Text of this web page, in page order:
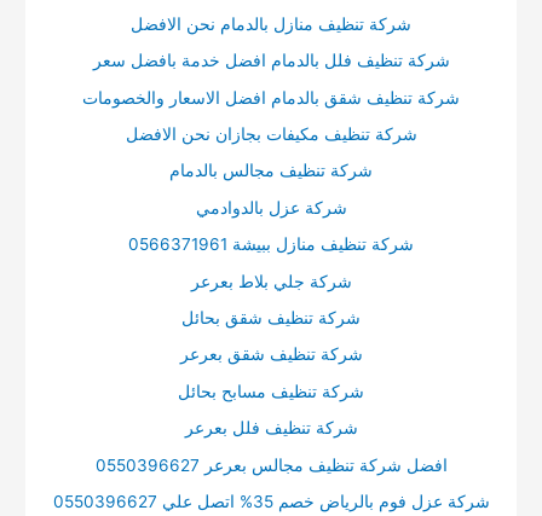
شركة تنظيف منازل بالدمام نحن الافضل
شركة تنظيف فلل بالدمام افضل خدمة بافضل سعر
شركة تنظيف شقق بالدمام افضل الاسعار والخصومات
شركة تنظيف مكيفات بجازان نحن الافضل
شركة تنظيف مجالس بالدمام
شركة عزل بالدوادمي
شركة تنظيف منازل ببيشة 0566371961
شركة جلي بلاط بعرعر
شركة تنظيف شقق بحائل
شركة تنظيف شقق بعرعر
شركة تنظيف مسابح بحائل
شركة تنظيف فلل بعرعر
افضل شركة تنظيف مجالس بعرعر 0550396627
شركة عزل فوم بالرياض خصم 35% اتصل علي 0550396627